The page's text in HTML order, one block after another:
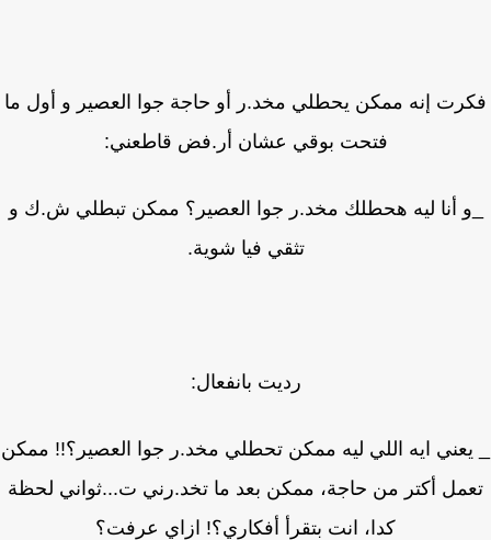
إنه ممكن يحطلي مخد.ر أو حاجة جوا العصير و أول ما
فتحت بوقي عشان أر.فض قاطعني:
أنا ليه هحطلك مخد.ر جوا العصير؟ ممكن تبطلي ش.ك و
تثقي فيا شوية.
رديت بانفعال:
ايه اللي ليه ممكن تحطلي مخد.ر جوا العصير؟!! ممكن
أكتر من حاجة، ممكن بعد ما تخد.رني ت...ثواني لحظة
كدا، انت بتقرأ أفكاري؟! ازاي عرفت؟